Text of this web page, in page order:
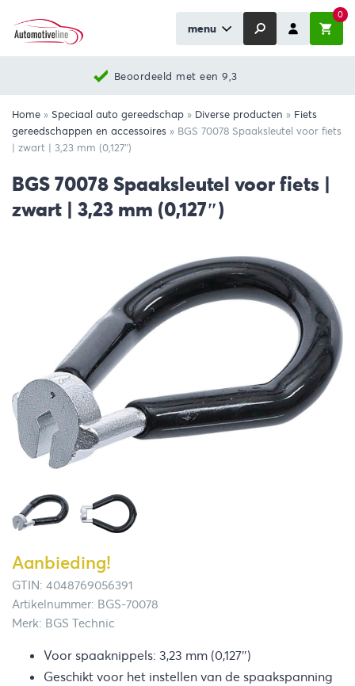
menu
0
Beoordeeld met een 9,3
Home » Speciaal auto gereedschap » Diverse producten » Fiets
gereedschappen en accessoires » BGS 70078 Spaaksleutel voor fiets
| zwart | 3,23 mm (0,127″)
BGS 70078 Spaaksleutel voor fiets |
zwart | 3,23 mm (0,127″)
Aanbieding!
GTIN: 4048769056391
Artikelnummer: BGS-70078
Merk: BGS Technic
Voor spaaknippels: 3,23 mm (0,127″)
Geschikt voor het instellen van de spaakspanning